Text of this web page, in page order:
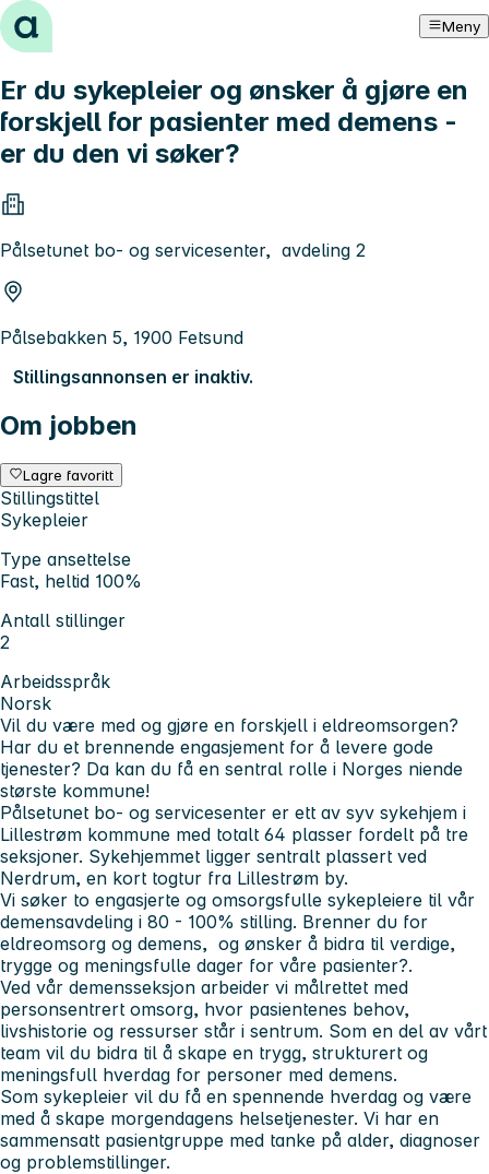
Hopp til innhold Meny
Er du sykepleier og ønsker å gjøre en
forskjell for pasienter med demens -
er du den vi søker?
Pålsetunet bo- og servicesenter, avdeling 2
Pålsebakken 5, 1900 Fetsund
Stillingsannonsen er inaktiv.
Om jobben
Lagre favoritt
Stillingstittel
Sykepleier
Type ansettelse
Fast, heltid 100%
Antall stillinger
2
Arbeidsspråk
Norsk
Vil du være med og gjøre en forskjell i eldreomsorgen?
Har du et brennende engasjement for å levere gode
tjenester? Da kan du få en sentral rolle i Norges niende
største kommune!
Pålsetunet bo- og servicesenter er ett av syv sykehjem i
Lillestrøm kommune med totalt 64 plasser fordelt på tre
seksjoner. Sykehjemmet ligger sentralt plassert ved
Nerdrum, en kort togtur fra Lillestrøm by.
Vi søker to engasjerte og omsorgsfulle sykepleiere til vår
demensavdeling i 80 - 100% stilling. Brenner du for
eldreomsorg og demens, og ønsker å bidra til verdige,
trygge og meningsfulle dager for våre pasienter?.
Ved vår demensseksjon arbeider vi målrettet med
personsentrert omsorg, hvor pasientenes behov,
livshistorie og ressurser står i sentrum. Som en del av vårt
team vil du bidra til å skape en trygg, strukturert og
meningsfull hverdag for personer med demens.
Som sykepleier vil du få en spennende hverdag og være
med å skape morgendagens helsetjenester. Vi har en
sammensatt pasientgruppe med tanke på alder, diagnoser
og problemstillinger.